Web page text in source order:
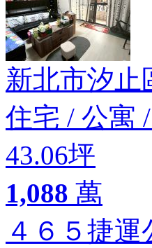
新北市汐止
住宅 / 公寓 /
43.06坪
1,088 萬
４６５捷